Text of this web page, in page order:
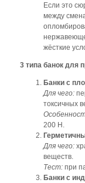
Если это
между
жёсткие
3 типа банок для
Банки с
Для чего:
токсичных
200 Н.
Для чего:
веществ.
Тест: при
Банки с